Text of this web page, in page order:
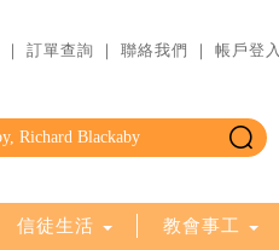
｜ 訂單查詢 ｜ 聯絡我們 ｜ 帳戶登入
信徒生活 教會事工